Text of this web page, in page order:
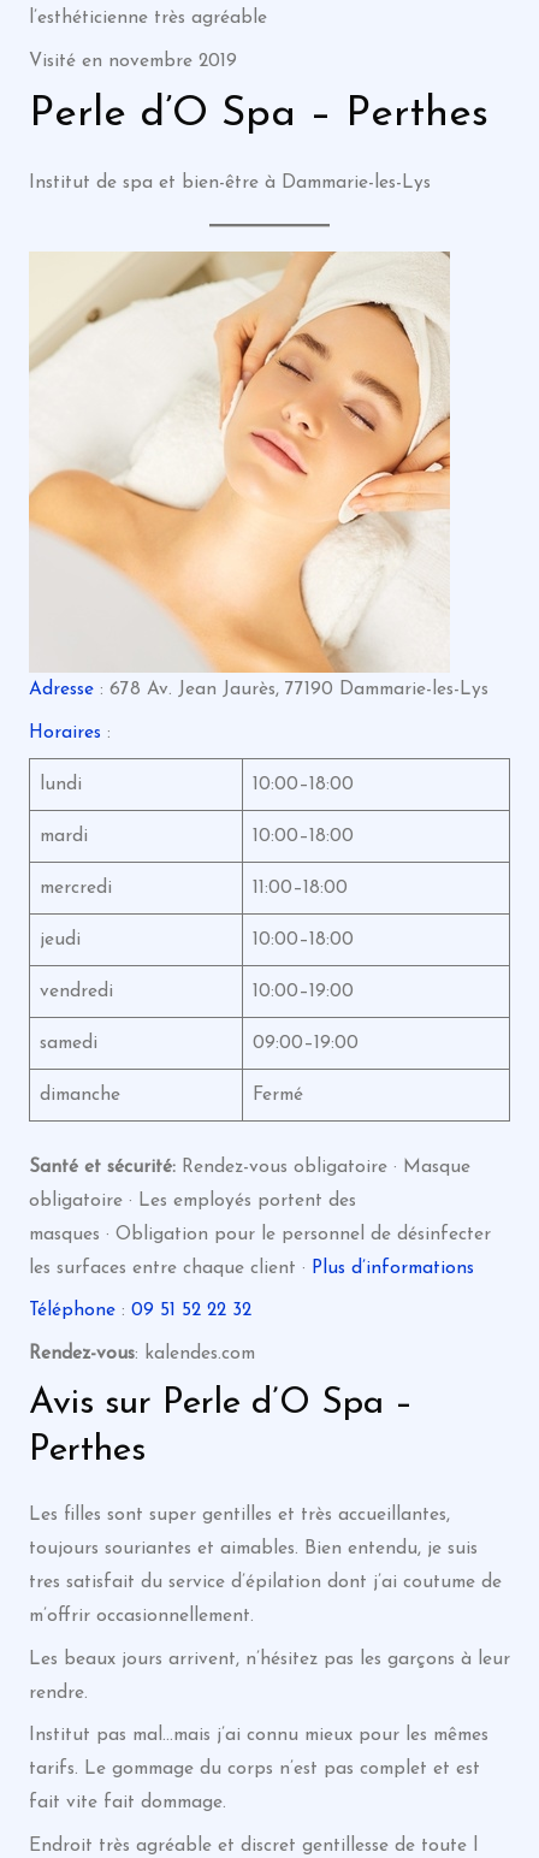
l’esthéticienne très agréable
Visité en novembre 2019
Perle d’O Spa – Perthes
Institut de spa et bien-être à Dammarie-les-Lys
Adresse: 678 Av. Jean Jaurès, 77190 Dammarie-les-Lys
Horaires :
lundi 10:00–18:00
mardi 10:00–18:00
mercredi 11:00–18:00
jeudi 10:00–18:00
vendredi 10:00–19:00
samedi 09:00–19:00
dimanche Fermé
Santé et sécurité: Rendez-vous obligatoire · Masque
obligatoire · Les employés portent des
masques · Obligation pour le personnel de désinfecter
les surfaces entre chaque client · Plus d’informations
Téléphone: 09 51 52 22 32
Rendez-vous: kalendes.com
Avis sur Perle d’O Spa –
Perthes
Les filles sont super gentilles et très accueillantes,
toujours souriantes et aimables. Bien entendu, je suis
tres satisfait du service d’épilation dont j’ai coutume de
m’offrir occasionnellement.
Les beaux jours arrivent, n’hésitez pas les garçons à leur
rendre.
Institut pas mal…mais j’ai connu mieux pour les mêmes
tarifs. Le gommage du corps n’est pas complet et est
fait vite fait dommage.
Endroit très agréable et discret gentillesse de toute l